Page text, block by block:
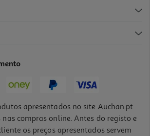
apresentados no site Auchan.pt
compras online. Antes do registo e
os preços apresentados servem